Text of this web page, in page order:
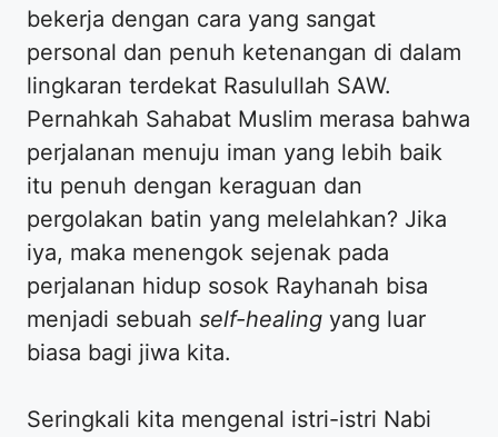
bekerja dengan cara yang sangat
personal dan penuh ketenangan di dalam
lingkaran terdekat Rasulullah SAW.
Pernahkah Sahabat Muslim merasa bahwa
perjalanan menuju iman yang lebih baik
itu penuh dengan keraguan dan
pergolakan batin yang melelahkan? Jika
iya, maka menengok sejenak pada
perjalanan hidup sosok Rayhanah bisa
menjadi sebuah self-healing yang luar
biasa bagi jiwa kita.
​Seringkali kita mengenal istri-istri Nabi